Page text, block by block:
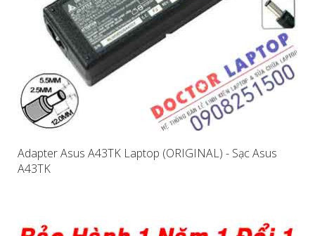
Adapter Asus A43TK Laptop (ORIGINAL) - Sạc Asus
A43TK